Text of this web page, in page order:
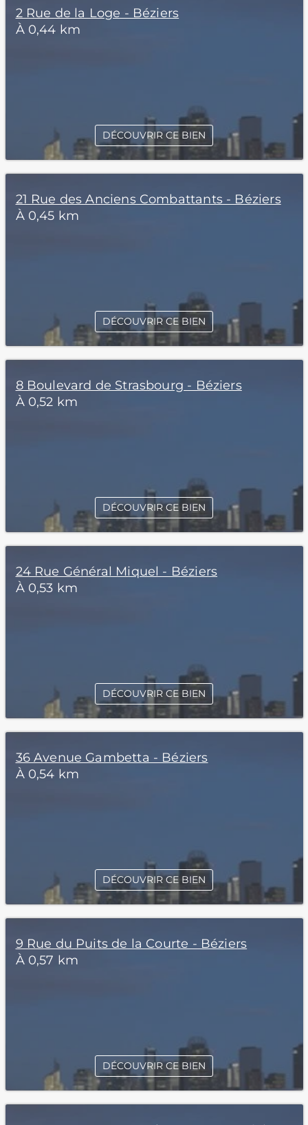
2 Rue de la Loge - Béziers
À 0,44 km
DÉCOUVRIR CE BIEN
21 Rue des Anciens Combattants - Béziers
À 0,45 km
DÉCOUVRIR CE BIEN
8 Boulevard de Strasbourg - Béziers
À 0,52 km
DÉCOUVRIR CE BIEN
24 Rue Général Miquel - Béziers
À 0,53 km
DÉCOUVRIR CE BIEN
36 Avenue Gambetta - Béziers
À 0,54 km
DÉCOUVRIR CE BIEN
9 Rue du Puits de la Courte - Béziers
À 0,57 km
DÉCOUVRIR CE BIEN